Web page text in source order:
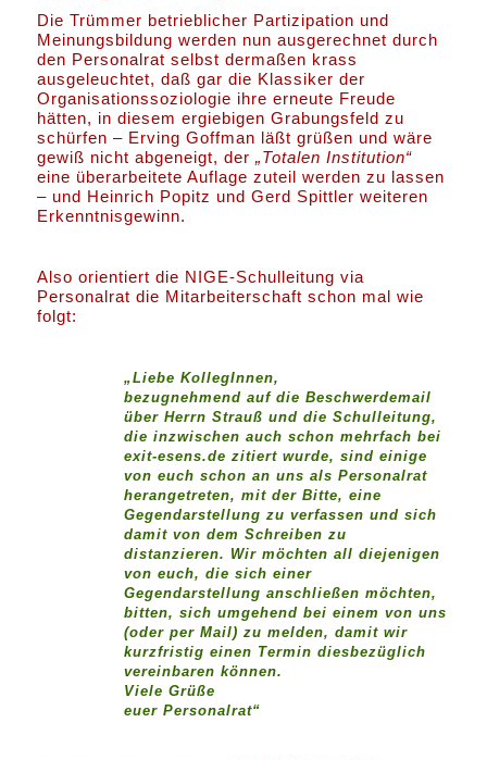
Die Trümmer betrieblicher Partizipation und
Meinungsbildung werden nun ausgerechnet durch
den Personalrat selbst dermaßen krass
ausgeleuchtet, daß gar die Klassiker der
Organisationssoziologie ihre erneute Freude
hätten, in diesem ergiebigen Grabungsfeld zu
schürfen – Erving Goffman läßt grüßen und wäre
gewiß nicht abgeneigt, der„Totalen Institution“
eine überarbeitete Auflage zuteil werden zu lassen
– und Heinrich Popitz und Gerd Spittler weiteren
Erkenntnisgewinn.
Also orientiert die NIGE-Schulleitung via
Personalrat die Mitarbeiterschaft schon mal wie
folgt:
„Liebe KollegInnen,
bezugnehmend auf die Beschwerdemail
über Herrn Strauß und die Schulleitung,
die inzwischen auch schon mehrfach bei
exit-esens.de zitiert wurde, sind einige
von euch schon an uns als Personalrat
herangetreten, mit der Bitte, eine
Gegendarstellung zu verfassen und sich
damit von dem Schreiben zu
distanzieren. Wir möchten all diejenigen
von euch, die sich einer
Gegendarstellung anschließen möchten,
bitten, sich umgehend bei einem von uns
(oder per Mail) zu melden, damit wir
kurzfristig einen Termin diesbezüglich
vereinbaren können.
Viele Grüße
euer Personalrat“